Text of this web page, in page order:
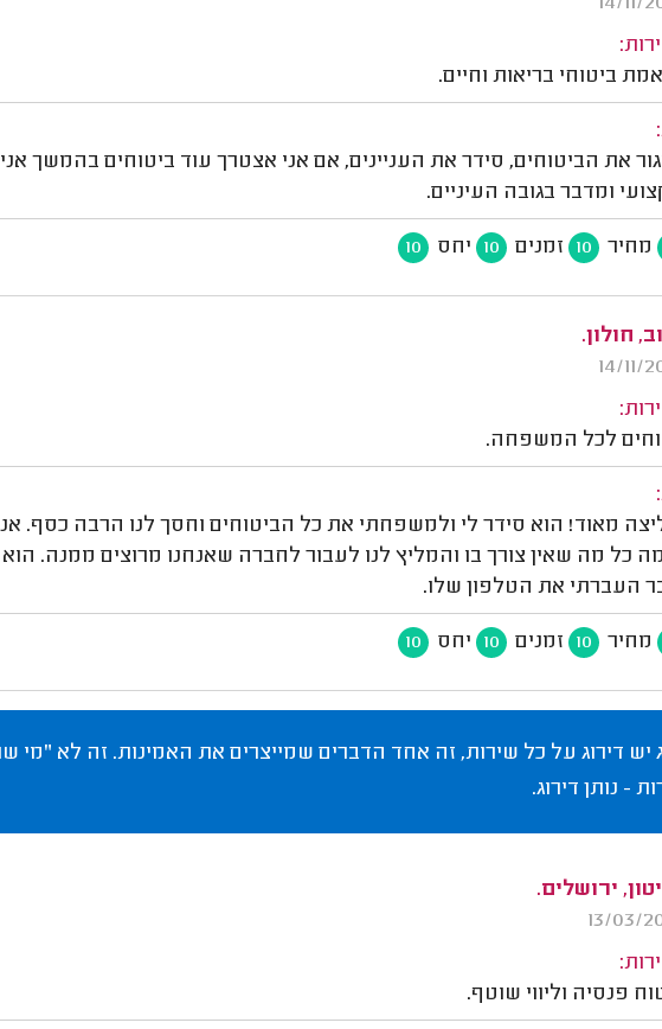
ביטוחי בריאות וחיים.
את הביטוחים, סידר את העניינים, אם אני אצטרך עוד ביטוחים בהמשך
ומדבר בגובה העיניים.
מחיר 10 זמנים 10 יחס 10
חולון.
לכל המשפחה.
כל מה שאין צורך בו והמליץ לנו לעבור לחברה שאנחנו מרוצים ממנה.
העברתי את הטלפון שלו.
מחיר 10 זמנים 10 יחס 10
יש דירוג על כל שירות, זה אחד הדברים שמייצרים את האמינות. זה לא "מי
- נותן דירוג.
ירושלים.
פנסיה וליווי שוטף.